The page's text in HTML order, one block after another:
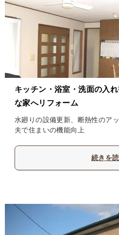
キッチン・浴室・洗面の入
な家へリフォーム
水廻りの設備更新、断熱性のア
夫で住まいの機能向上
続きを